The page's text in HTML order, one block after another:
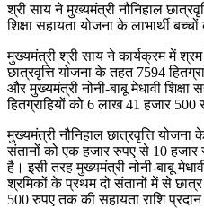
श्री साय ने मुख्यमंत्री नौनिहाल
शिक्षा सहायता योजना के लाभार्थी
मुख्यमंत्री श्री साय ने कार्यक्रम में
छात्रवृत्ति योजना के तहत 7594
और मुख्यमंत्री नोनी-बाबू मेधावी
हितग्राहियों को 6 लाख 41 हजार 500
मुख्यमंत्री नौनिहाल छात्रवृत्ति
संतानों को एक हजार रुपए से 10 हजार
है। इसी तरह मुख्यमंत्री नोनी-बाबू
श्रमिकों के प्रथम दो संतानों में से
500 रुपए तक की सहायता राशि प्रदान